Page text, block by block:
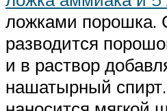
ложками порошка.
разводится
и в раствор
нашатырный